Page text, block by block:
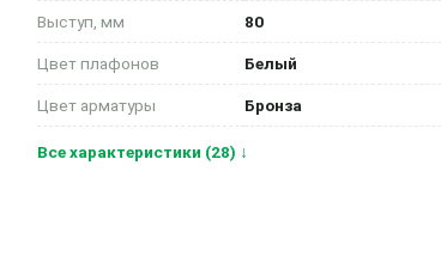
Выступ, мм 80
Цвет плафонов Белый
Цвет арматуры Бронза
Все характеристики (28) ↓